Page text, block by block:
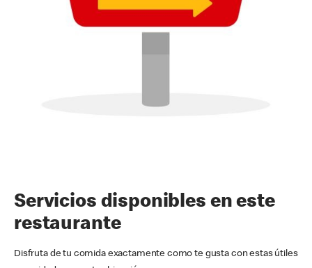
Servicios disponibles en este
restaurante
Disfruta de tu comida exactamente como te gusta con estas útiles